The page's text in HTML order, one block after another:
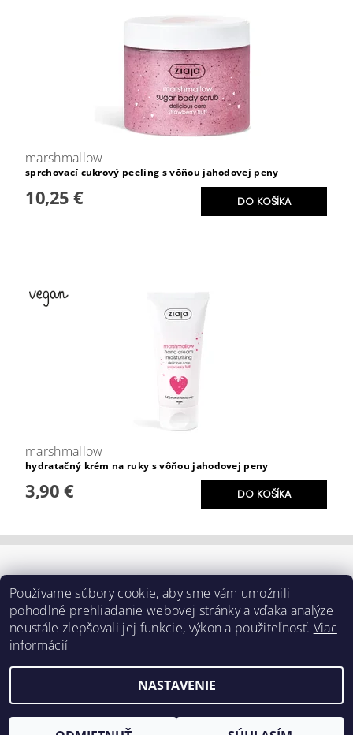
marshmallow
sprchovací cukrový peeling s vôňou jahodovej peny
10,25 €
marshmallow
hydratačný krém na ruky s vôňou jahodovej peny
3,90 €
2026 ©e-ziaja.sk, všetky práva vyhradenéUpraviť nastavenie cookies
Používame súbory cookie, aby sme vám umožnili
pohodlné prehliadanie webovej stránky a vďaka analýze
neustále zlepšovali jej funkcie, výkon a použiteľnosť. Viac
informácií
NASTAVENIE